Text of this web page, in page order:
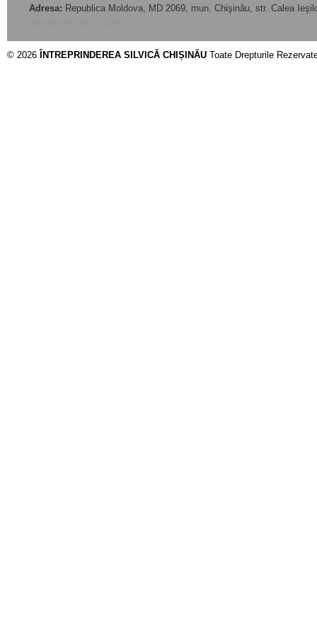
Adresa: Republica Moldova, MD 2069, mun. Chişinău, str. Calea
© 2026 ÎNTREPRINDEREA SILVICĂ CHIȘINĂU Toate Drepturile